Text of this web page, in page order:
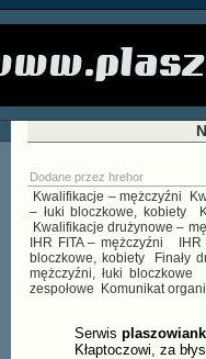
Dodane przez hrehor
Kwalifikacje – mężczyźni
– łuki bloczkowe, kobiety
Kwalifikacje drużynowe –
IHR FITA – mężczyźni
bloczkowe, kobiety
Finały
mężczyźni, łuki bloczkowe
zespołowe
Komunikat
Serwis
Kłaptoczowi, za